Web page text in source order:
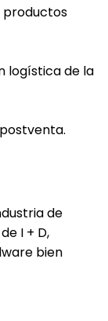
productos
logística de la
de
I + D,
bien